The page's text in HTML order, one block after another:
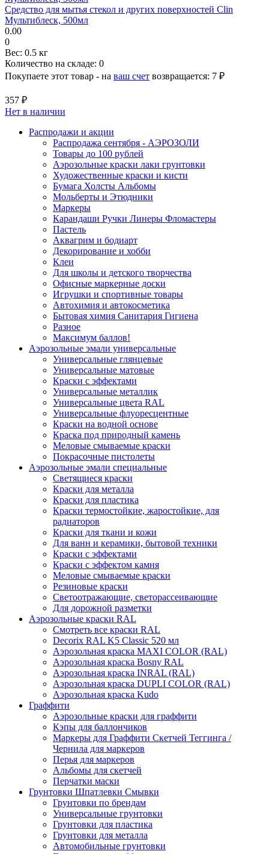
Средство для мытья стекол и других поверхностей Clin
Мультиблеск, 500мл
0.00
0
Вес: 0.5 кг
Количество на складе: 0
Покупаете этот товар - на ваш счет возвращается: 7 ₽
357 ₽
Нет в наличии
Распродажи и акции
Распродажа сентября - АЭРОЗОЛИ
Товары до 100 рублей
Аэрозольные краски лаки грунтовки
Художественные краски и кисти
Бумага Холсты Альбомы
Мольберты и Этюдники
Маркеры
Карандаши Ручки Линеры Фломастеры
Пастель
Аквагрим и бодиарт
Декорирование и хобби
Клеи
Для школы и детского творчества
Офисные маркерные доски
Игрушки и спортивные товары
Автохимия и автокосметика
Бытовая химия Санитария Гигиена
Разное
Максимум баллов!
Аэрозольные эмали универсальные
Универсальные глянцевые
Универсальные матовые
Краски с эффектами
Универсальные металлик
Универсальные цвета RAL
Универсальные флуоресцентные
Краски на водной основе
Краска под природный камень
Меловые смываемые краски
Покрасочные пистолеты
Аэрозольные эмали специальные
Светящиеся краски
Краски для металла
Краски для пластика
Краски термостойкие, жаростойкие, для
радиаторов
Краски для ткани и кожи
Для ванн и керамики, бытовой техники
Краски с эффектами
Краски с эффектом камня
Меловые смываемые краски
Резиновые краски
Светоотражающие, светорассеивающие
Для дорожной разметки
Аэрозольные краски RAL
Смотреть все краски RAL
Decorix RAL K5 Classic 520 мл
Аэрозольная краска MAXI COLOR (RAL)
Аэрозольная краска Bosny RAL
Аэрозольная краска INRAL (RAL)
Аэрозольная краска DUPLI COLOR (RAL)
Аэрозольная краска Kudo
Граффити
Аэрозольные краски для граффити
Кэпы для баллончиков
Маркеры для Граффити Скетчей Теггинга /
Чернила для маркеров
Перья для маркеров
Альбомы для скетчей
Перчатки маски
Грунтовки Шпатлевки Смывки
Грунтовки по брендам
Универсальные грунтовки
Грунтовки для пластика
Грунтовки для металла
Автомобильные грунтовки